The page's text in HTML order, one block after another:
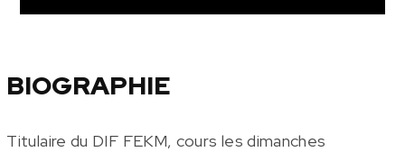
BIOGRAPHIE
Titulaire du DIF FEKM, cours les dimanches